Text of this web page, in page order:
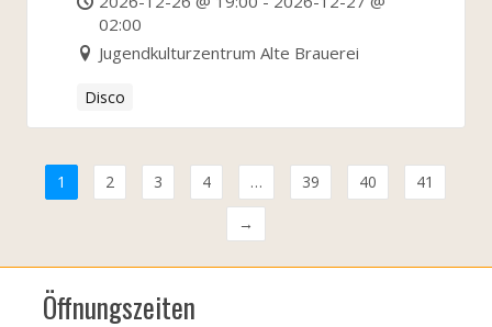
02:00
Jugendkulturzentrum Alte Brauerei
Disco
1 2 3 4 … 39 40
41
→
Öffnungszeiten